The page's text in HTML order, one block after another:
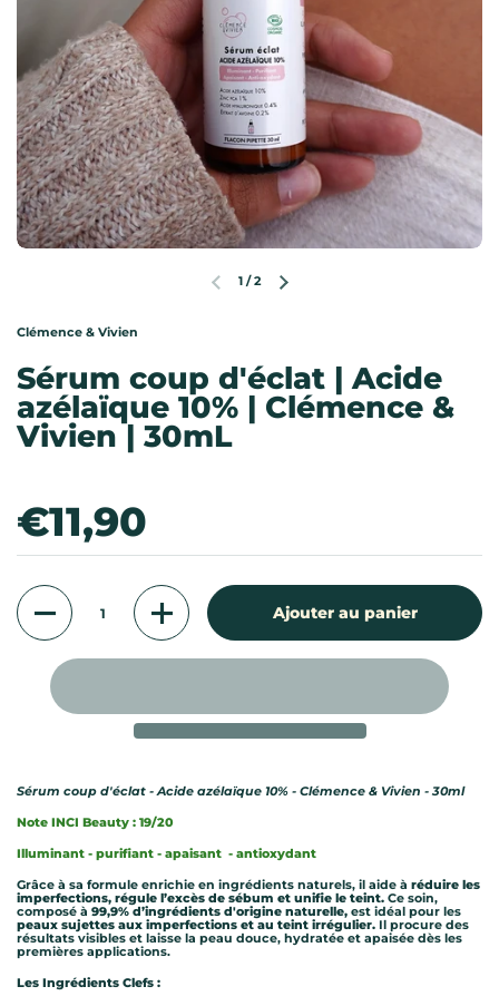
Diapositive précédente
Diapositive suivante
1 /2
Clémence & Vivien
Sérum coup d'éclat | Acide
azélaïque 10% | Clémence &
Vivien | 30mL
Prix:
€11,90
Quantité
Ajouter au panier
Sérum coup d'éclat - Acide azélaïque 10% - Clémence & Vivien - 30ml
Note INCI Beauty : 19/20
Illuminant - purifiant - apaisant - antioxydant
Grâce à sa formule enrichie en ingrédients naturels, il aide à réduire les
imperfections, régule l’excès de sébum et unifie le teint. Ce soin,
composé à 99,9% d’ingrédients d'origine naturelle, est idéal pour les
peaux sujettes aux imperfections et au teint irrégulier. Il procure des
résultats visibles et laisse la peau douce, hydratée et apaisée dès les
premières applications.
Les Ingrédients Clefs :